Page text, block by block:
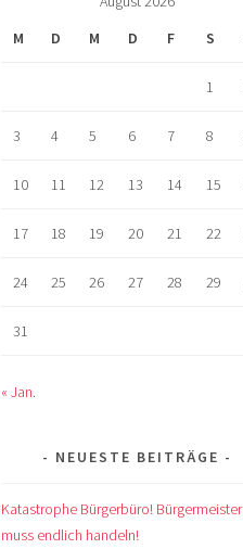
M
D M D F S
1
3 4 5 6 7 8
10 11 12 13 14 15
17 18 19 20 21 22
24 25 26 27 28 29
31
« Jan.
NEUESTE BEITRÄGE
Katastrophe Bürgerbüro! Bürgermeister
muss endlich handeln!